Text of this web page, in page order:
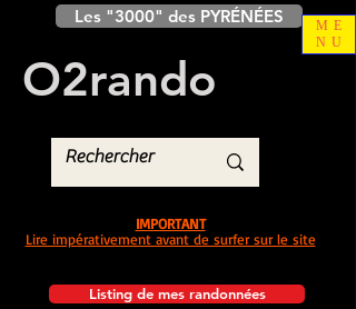
Les "3000" des PYRÉNÉES
O2rando
Listing de mes randonnées
IMPORTANT
Lire impérativement avant de surfer sur le site
ME
NU